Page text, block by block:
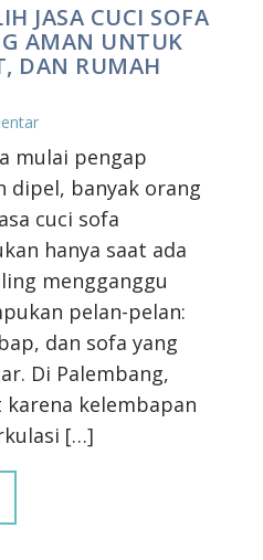
JASA CUCI SOFA
AMAN UNTUK
DAN RUMAH
mulai pengap
dipel, banyak orang
cuci sofa
hanya saat ada
mengganggu
pelan-pelan:
dan sofa yang
Di Palembang,
kelembapan
[…]